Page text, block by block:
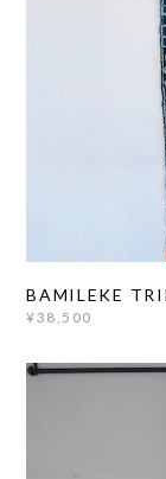
BAMILEKE
¥38,500